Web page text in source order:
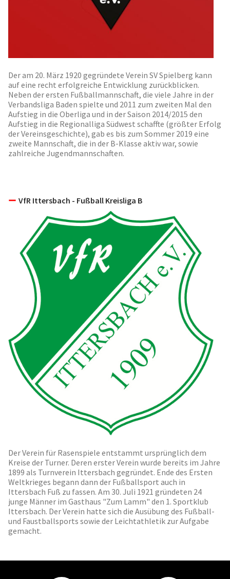
Der am 20. März 1920 gegründete Verein SV Spielberg kann
auf eine recht erfolgreiche Entwicklung zurückblicken.
Neben der ersten Fußballmannschaft, die viele Jahre in der
Verbandsliga Baden spielte und 2011 zum zweiten Mal den
Aufstieg in die Oberliga und in der Saison 2014/2015 den
Aufstieg in die Regionalliga Südwest schaffte (größter Erfolg
der Vereinsgeschichte), gab es bis zum Sommer 2019 eine
zweite Mannschaft, die in der B-Klasse aktiv war, sowie
zahlreiche Jugendmannschaften.
VfR Ittersbach - Fußball Kreisliga B
Der Verein für Rasenspiele entstammt ursprünglich dem
Kreise der Turner. Deren erster Verein wurde bereits im Jahre
1899 als Turnverein Ittersbach gegründet. Ende des Ersten
Weltkrieges begann dann der Fußballsport auch in
Ittersbach Fuß zu fassen. Am 30. Juli 1921 gründeten 24
junge Männer im Gasthaus "Zum Lamm" den 1. Sportklub
Ittersbach. Der Verein hatte sich die Ausübung des Fußball-
und Faustballsports sowie der Leichtathletik zur Aufgabe
gemacht.